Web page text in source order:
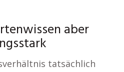
aber
tatsächlich